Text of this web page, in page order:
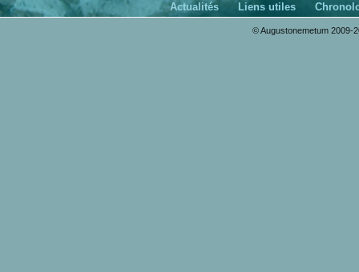
Actualités Liens utiles
© Augustonemetum 2009-